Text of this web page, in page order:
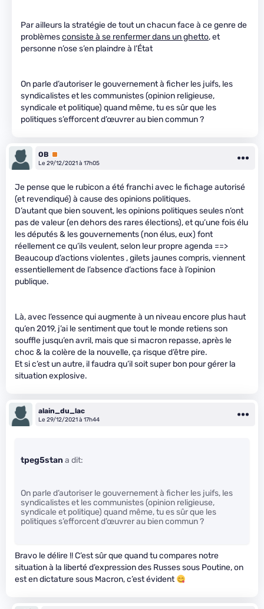
Par ailleurs la stratégie de tout un chacun face à ce genre de
problèmesconsiste à se renfermer dans un ghetto, et
personne n’ose s’en plaindre à l’État
On parle d’autoriser le gouvernement à ficher les juifs, les
syndicalistes et les communistes (opinion religieuse,
syndicale et politique) quand même, tu es sûr que les
politiques s’efforcent d’œuvrer au bien commun ?
OB Premium
Le 29/12/2021 à 17h05
Je pense que le rubicon a été franchi avec le fichage autorisé
(et revendiqué) à cause des opinions politiques.
D’autant que bien souvent, les opinions politiques seules n’ont
pas de valeur (en dehors des rares élections), et qu’une fois élu
les députés & les gouvernements (non élus, eux) font
réellement ce qu’ils veulent, selon leur propre agenda ==>
Beaucoup d’actions violentes , gilets jaunes compris, viennent
essentiellement de l’absence d’actions face à l’opinion
publique.
Là, avec l’essence qui augmente à un niveau encore plus haut
qu’en 2019, j’ai le sentiment que tout le monde retiens son
souffle jusqu’en avril, mais que si macron repasse, après le
choc & la colère de la nouvelle, ça risque d’être pire.
Et si c’est un autre, il faudra qu’il soit super bon pour gérer la
situation explosive.
alain_du_lac
Le 29/12/2021 à 17h44
tpeg5stan a dit:
On parle d’autoriser le gouvernement à ficher les juifs, les
syndicalistes et les communistes (opinion religieuse,
syndicale et politique) quand même, tu es sûr que les
politiques s’efforcent d’œuvrer au bien commun ?
Bravo le délire !! C’est sûr que quand tu compares notre
situation à la liberté d’expression des Russes sous Poutine, on
est en dictature sous Macron, c’est évident